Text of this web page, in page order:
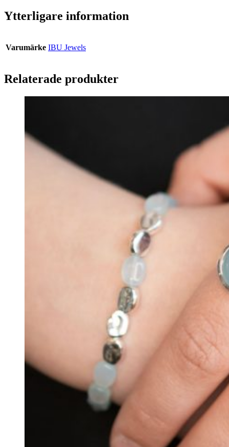
Ytterligare information
Varumärke IBU Jewels
Relaterade produkter